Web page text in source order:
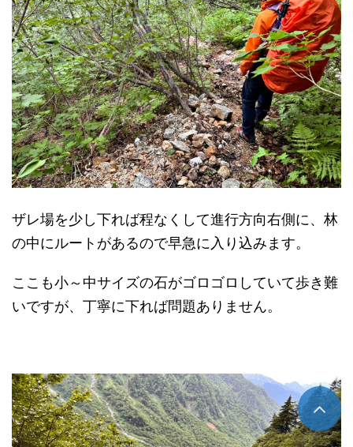
ザレ場を少し下れば程なくして進行方向右側に、林
の中にルートがあるので早急に入り込みます。
ここも小～中サイズの石がゴロゴロしていて歩き難
いですが、丁寧に下れば問題ありません。